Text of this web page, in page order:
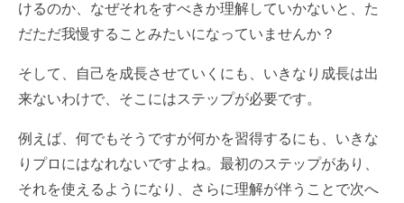
けるのか、なぜそれをすべきか理解していかないと、た
だただ我慢することみたいになっていませんか？
そして、自己を成長させていくにも、いきなり成長は出
来ないわけで、そこにはステップが必要です。
例えば、何でもそうですが何かを習得するにも、いきな
りプロにはなれないですよね。最初のステップがあり、
それを使えるようになり、さらに理解が伴うことで次へ